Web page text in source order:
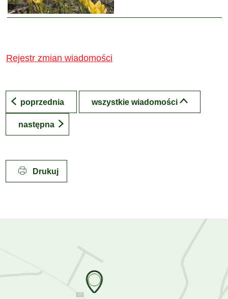
Rejestr zmian wiadomości
poprzednia wszystkie wiadomości
następna
Drukuj